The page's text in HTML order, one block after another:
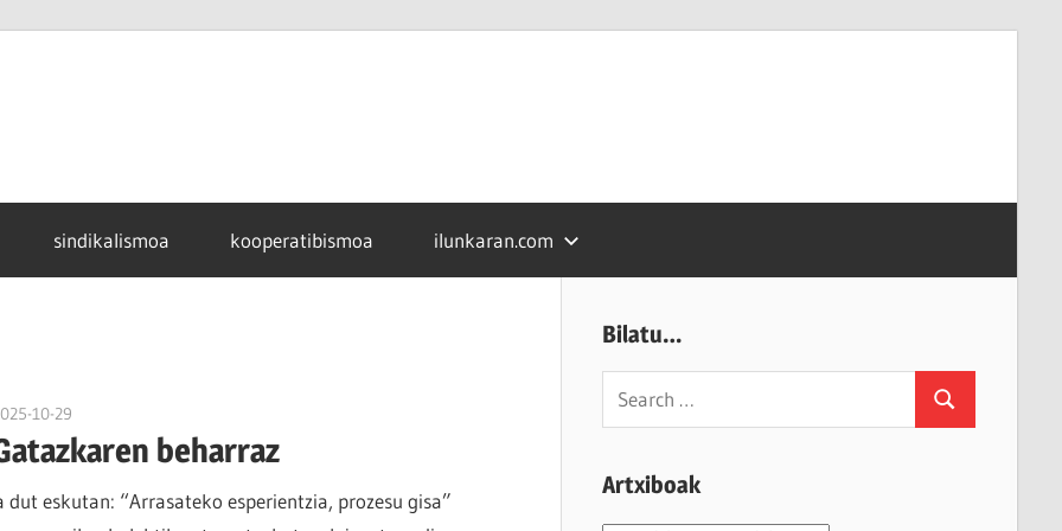
sindikalismoa kooperatibismoa ilunkaran.com
10-29
beharraz
eskutan: “Arrasateko esperientzia, prozesu gisa”
Bilatu…
Search
for:
Search
Artxiboak